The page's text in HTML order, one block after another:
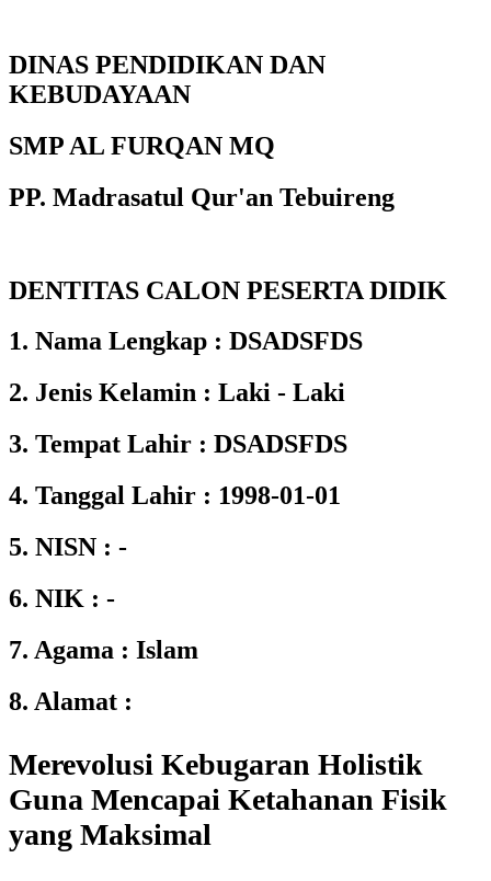
DINAS PENDIDIKAN DAN
KEBUDAYAAN
SMP AL FURQAN MQ
PP. Madrasatul Qur'an Tebuireng
DENTITAS CALON PESERTA DIDIK
1. Nama Lengkap : DSADSFDS
2. Jenis Kelamin : Laki - Laki
3. Tempat Lahir : DSADSFDS
4. Tanggal Lahir : 1998-01-01
5. NISN : -
6. NIK : -
7. Agama : Islam
8. Alamat :
Merevolusi Kebugaran Holistik
Guna Mencapai Ketahanan Fisik
yang Maksimal